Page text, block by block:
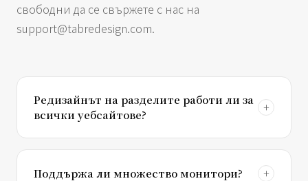
свободни да се свържете с нас на
support@tabredesign.com.
Редизайнът на разделите работи ли за
всички уебсайтове?
Поддържа ли множество монитори?